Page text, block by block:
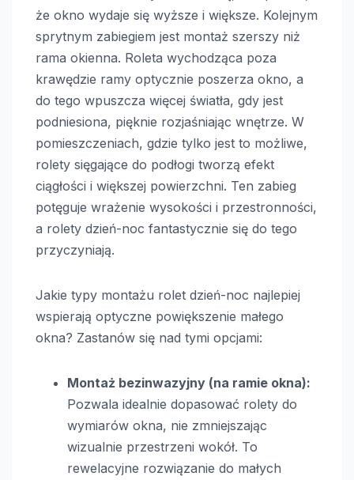
że okno wydaje się wyższe i większe. Kolejnym
sprytnym zabiegiem jest montaż szerszy niż
rama okienna. Roleta wychodząca poza
krawędzie ramy optycznie poszerza okno, a
do tego wpuszcza więcej światła, gdy jest
podniesiona, pięknie rozjaśniając wnętrze. W
pomieszczeniach, gdzie tylko jest to możliwe,
rolety sięgające do podłogi tworzą efekt
ciągłości i większej powierzchni. Ten zabieg
potęguje wrażenie wysokości i przestronności,
a rolety dzień-noc fantastycznie się do tego
przyczyniają.
Jakie typy montażu rolet dzień-noc najlepiej
wspierają optyczne powiększenie małego
okna? Zastanów się nad tymi opcjami:
Montaż bezinwazyjny (na ramie okna):
Pozwala idealnie dopasować rolety do
wymiarów okna, nie zmniejszając
wizualnie przestrzeni wokół. To
rewelacyjne rozwiązanie do małych